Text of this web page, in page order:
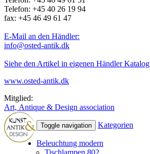
Telefon: +45 40 26 19 94
fax: +45 46 49 61 47
E-Mail an den Händler:
info@osted-antik.dk
Siehe den Artikel in eigenen Händler Katalog
www.osted-antik.dk
Mitglied:
Art, Antique & Design association
Toggle navigation Kategorien
Beleuchtung modern
Tischlampen 802